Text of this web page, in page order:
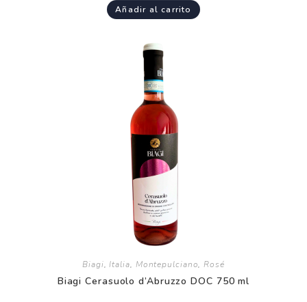
Añadir al carrito
Biagi,Italia, Montepulciano,Rosé
Biagi Cerasuolo d’Abruzzo DOC 750 ml